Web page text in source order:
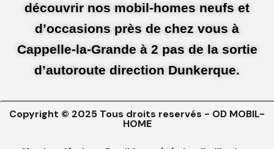
découvrir nos mobil-homes neufs et
d’occasions près de chez vous à
Cappelle-la-Grande à 2 pas de la sortie
d’autoroute direction Dunkerque.
Copyright © 2025 Tous droits reservés - OD MOBIL-
HOME